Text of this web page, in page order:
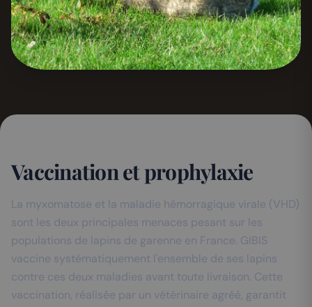
Vaccination et prophylaxie
La myxomatose et la maladie hémorragique virale (VHD)
sont les deux principales menaces pesant sur les
populations de lapins de garenne en France. GIBIS
vaccine systématiquement l'ensemble de ses lapins
contre ces deux maladies avant toute livraison. Cette
vaccination, réalisée par un vétérinaire agréé, garantit